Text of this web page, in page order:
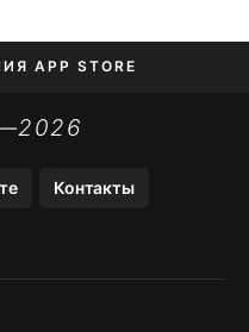
APP STORE
БЕЗ APP STORE
Контакты